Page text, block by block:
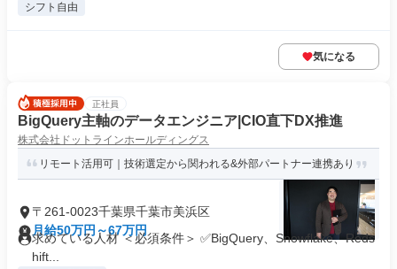
シフト自由
気になる
正社員
BigQuery主軸のデータエンジニア|CIO直下DX推進
株式会社ドットラインホールディングス
リモート活用可｜技術選定から関われる&外部パートナー連携あり
〒261-0023千葉県千葉市美浜区
月給50万円～67万円
求めている人材 ＜必須条件＞ ✅BigQuery、Snowflake、Reds
hift...